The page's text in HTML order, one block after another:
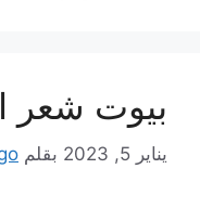
بيوت شعر
يناير 5, 2023 بقلم